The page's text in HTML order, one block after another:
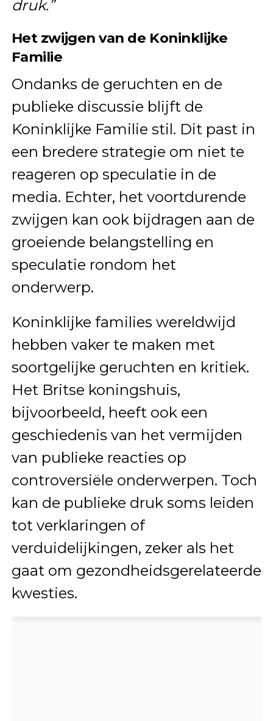
druk.”
Het zwijgen van de Koninklijke
Familie
Ondanks de geruchten en de
publieke discussie blijft de
Koninklijke Familie stil. Dit past in
een bredere strategie om niet te
reageren op speculatie in de
media. Echter, het voortdurende
zwijgen kan ook bijdragen aan de
groeiende belangstelling en
speculatie rondom het
onderwerp.
Koninklijke families wereldwijd
hebben vaker te maken met
soortgelijke geruchten en kritiek.
Het Britse koningshuis,
bijvoorbeeld, heeft ook een
geschiedenis van het vermijden
van publieke reacties op
controversiële onderwerpen. Toch
kan de publieke druk soms leiden
tot verklaringen of
verduidelijkingen, zeker als het
gaat om gezondheidsgerelateerde
kwesties.